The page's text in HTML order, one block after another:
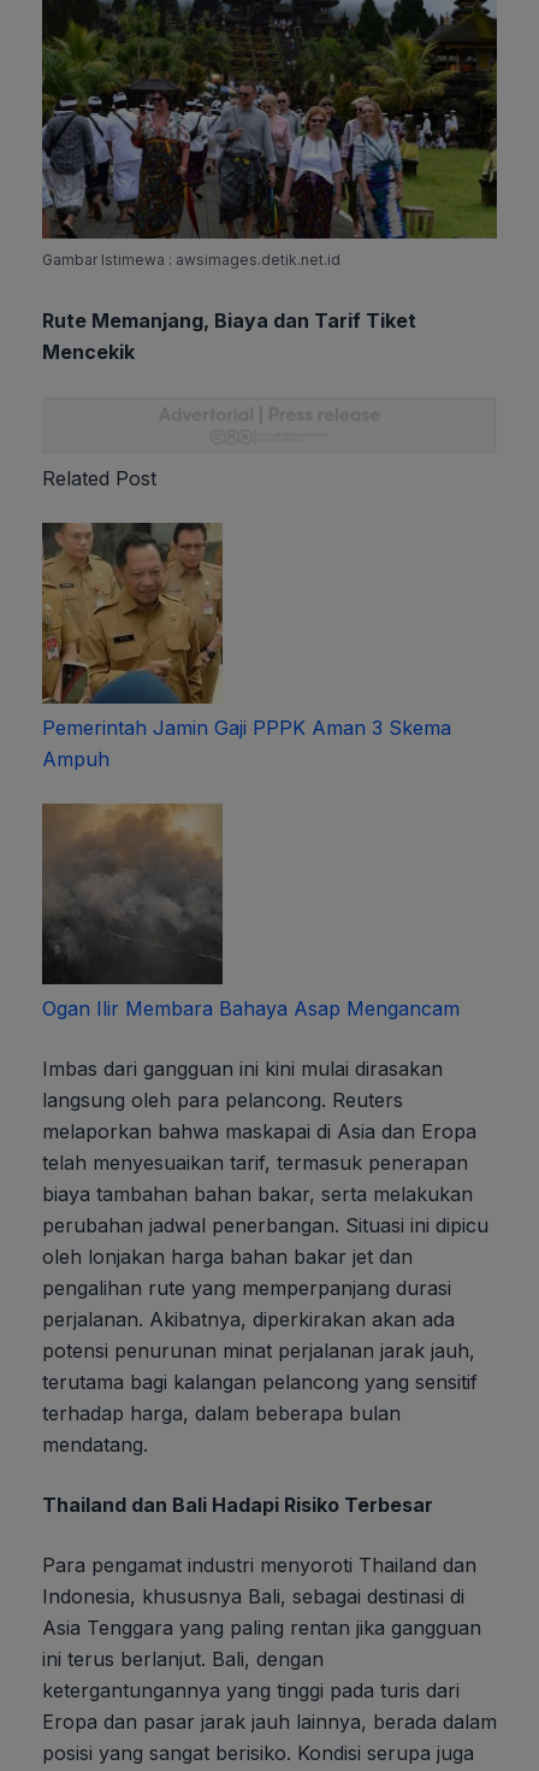
Gambar Istimewa : awsimages.detik.net.id
Rute Memanjang, Biaya dan Tarif Tiket
Mencekik
Related Post
Pemerintah Jamin Gaji PPPK Aman 3 Skema
Ampuh
Ogan Ilir Membara Bahaya Asap Mengancam
Imbas dari gangguan ini kini mulai dirasakan
langsung oleh para pelancong. Reuters
melaporkan bahwa maskapai di Asia dan Eropa
telah menyesuaikan tarif, termasuk penerapan
biaya tambahan bahan bakar, serta melakukan
perubahan jadwal penerbangan. Situasi ini dipicu
oleh lonjakan harga bahan bakar jet dan
pengalihan rute yang memperpanjang durasi
perjalanan. Akibatnya, diperkirakan akan ada
potensi penurunan minat perjalanan jarak jauh,
terutama bagi kalangan pelancong yang sensitif
terhadap harga, dalam beberapa bulan
mendatang.
Thailand dan Bali Hadapi Risiko Terbesar
Para pengamat industri menyoroti Thailand dan
Indonesia, khususnya Bali, sebagai destinasi di
Asia Tenggara yang paling rentan jika gangguan
ini terus berlanjut. Bali, dengan
ketergantungannya yang tinggi pada turis dari
Eropa dan pasar jarak jauh lainnya, berada dalam
posisi yang sangat berisiko. Kondisi serupa juga